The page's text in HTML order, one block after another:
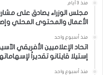
منذ 3 أيام
مجلس الوزراء يصادق على
الأعمال والمحتوى المحلي
منذ أسبوع واحد
اتحاد الإعلاميين الأفريقي
إستيلا قايتانو تقديراً
منذ أسبوع واحد